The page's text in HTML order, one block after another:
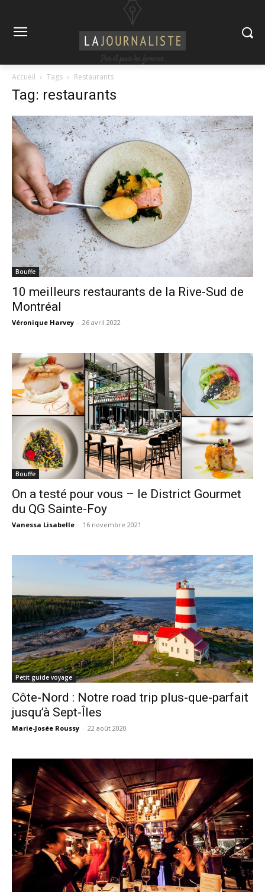
Accueil Tags Restaurants
Tag: restaurants
Bouffe
10 meilleurs restaurants de la Rive-Sud de
Montréal
Véronique Harvey - 26 avril 2022
Bouffe
On a testé pour vous – le District Gourmet
du QG Sainte-Foy
Vanessa Lisabelle - 16 novembre 2021
Petit guide voyage
Côte-Nord : Notre road trip plus-que-parfait
jusqu’à Sept-Îles
Marie-Josée Roussy - 22 août 2020